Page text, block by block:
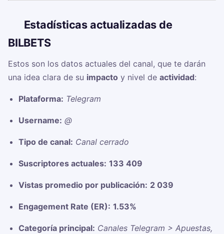
Estadísticas actualizadas de
BILBETS
Estos son los datos actuales del canal, que te darán
una idea clara de su impacto y nivel de actividad:
Plataforma: Telegram
Username: @
Tipo de canal: Canal cerrado
Suscriptores actuales: 133 409
Vistas promedio por publicación: 2 039
Engagement Rate (ER): 1.53%
Categoría principal: Canales Telegram > Apuestas,